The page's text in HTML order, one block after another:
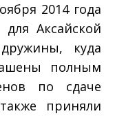
2014 года
Аксайской
куда
полным
по сдаче
приняли